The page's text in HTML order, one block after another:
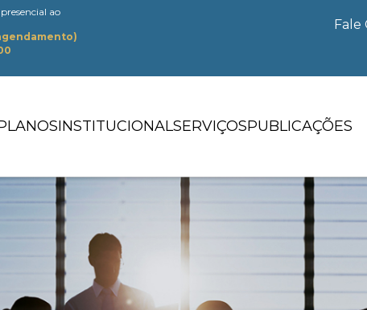
ao
Fale
INSTITUCIONALSERVIÇOSPUBLICAÇÕES